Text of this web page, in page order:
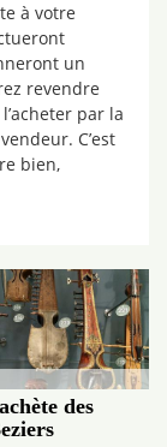
à votre
un
revendre
par la
C’est
bien,
des